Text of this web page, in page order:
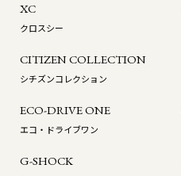
XC
クロスシー
CITIZEN COLLECTION
シチズンコレクション
ECO-DRIVE ONE
エコ・ドライブワン
G-SHOCK